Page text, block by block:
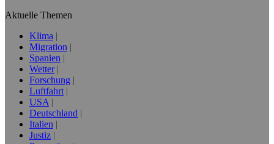
Aktuelle Themen
Klima
Migration
Spanien
Wetter
Forschung
Luftfahrt
USA
Deutschland
Italien
Justiz